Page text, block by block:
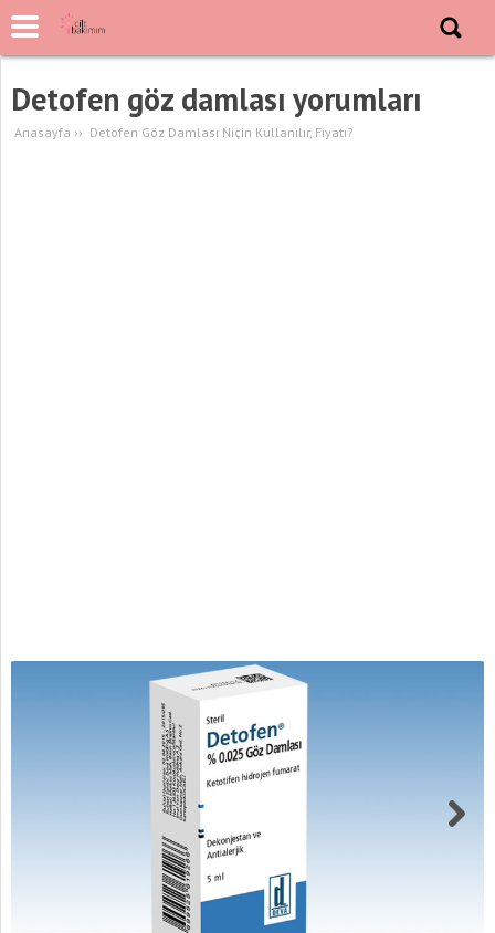
Detofen göz damlası yorumları
Anasayfa ›› Detofen Göz Damlası Niçin Kullanılır, Fiyatı?